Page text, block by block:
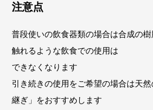
注意点
普段使いの飲食器類の場合は合成の
触れるような飲食での使用は
できなくなります
引き続きの使用をご希望の場合は天
継ぎ」をおすすめします